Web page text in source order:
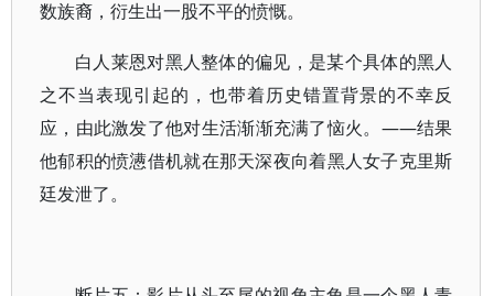
数族裔，衍生出一股不平的愤慨。
白人莱恩对黑人整体的偏见，是某个具体的黑人
之不当表现引起的，也带着历史错置背景的不幸反
应，由此激发了他对生活渐渐充满了恼火。——结果
他郁积的愤懑借机就在那天深夜向着黑人女子克里斯
廷发泄了。